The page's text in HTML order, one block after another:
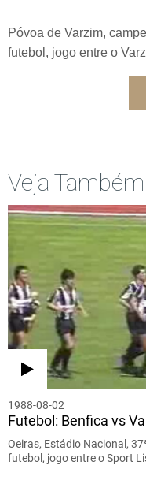
Póvoa de Varzim,
futebol, jogo entre o
Veja Também
1988-08-02
Futebol: Benfica vs
Oeiras, Estádio Nacional,
futebol, jogo entre o Sport